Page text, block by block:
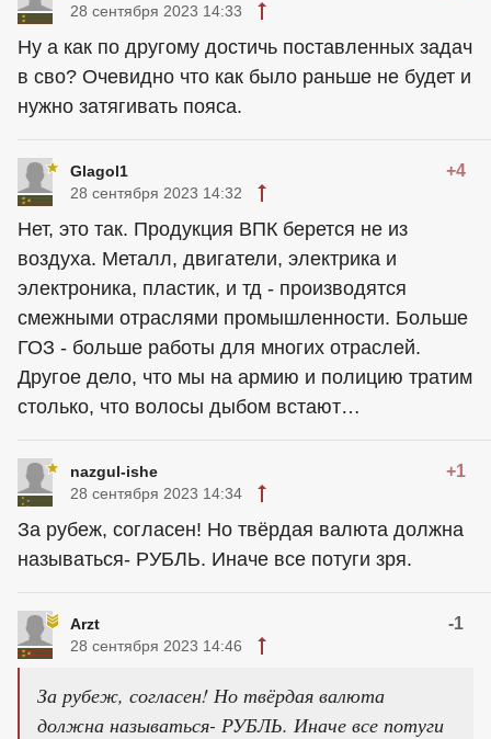
28 сентября 2023 14:33
Ну а как по другому достичь поставленных задач
в сво? Очевидно что как было раньше не будет и
нужно затягивать пояса.
Glagol1 +4
28 сентября 2023 14:32
Нет, это так. Продукция ВПК берется не из
воздуха. Металл, двигатели, электрика и
электроника, пластик, и тд - производятся
смежными отраслями промышленности. Больше
ГОЗ - больше работы для многих отраслей.
Другое дело, что мы на армию и полицию тратим
столько, что волосы дыбом встают…
nazgul-ishe +1
28 сентября 2023 14:34
За рубеж, согласен! Но твёрдая валюта должна
называться- РУБЛЬ. Иначе все потуги зря.
Arzt -1
28 сентября 2023 14:46
За рубеж, согласен! Но твёрдая валюта
должна называться- РУБЛЬ. Иначе все потуги